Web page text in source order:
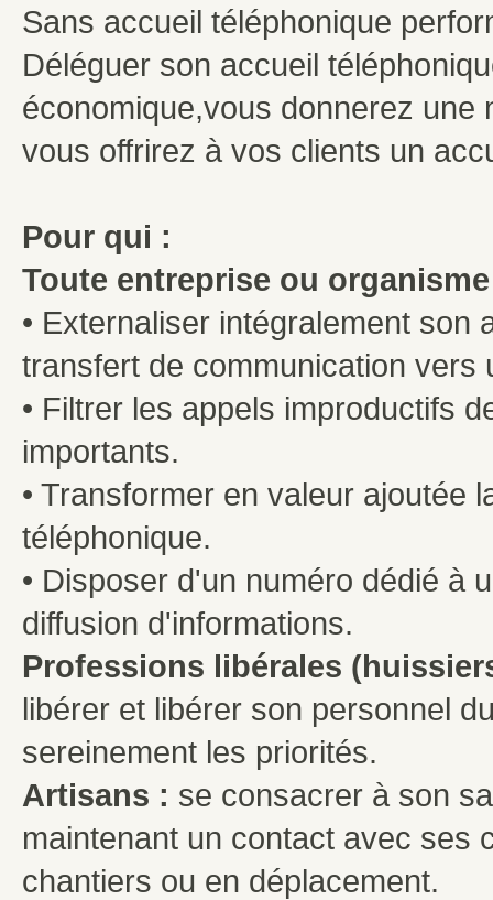
Sans accueil téléphonique
Déléguer son accueil
économique,vous donnerez une
vous offrirez à vos clients un
Pour qui :
Toute entreprise ou
• Externaliser intégralement son
transfert de communication vers
• Filtrer les appels improductifs
importants.
• Transformer en valeur ajoutée
téléphonique.
• Disposer d'un numéro dédié à
diffusion d'informations.
Professions libérales
libérer et libérer son personnel
sereinement les priorités.
Artisans : se consacrer à son
maintenant un contact avec ses
chantiers ou en déplacement.